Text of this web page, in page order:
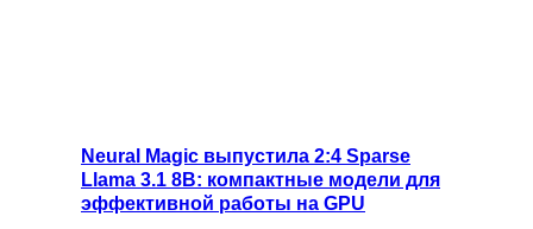
Neural Magic выпустила 2:4 Sparse
Llama 3.1 8B: компактные модели для
эффективной работы на GPU